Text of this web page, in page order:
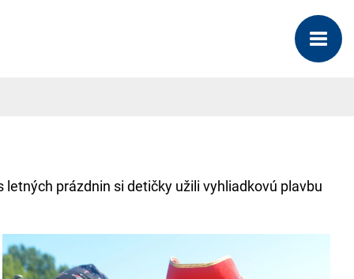
prázdnin si detičky užili vyhliadkovú plavbu